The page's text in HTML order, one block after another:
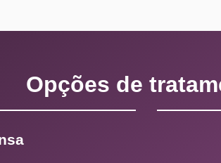
Opções de